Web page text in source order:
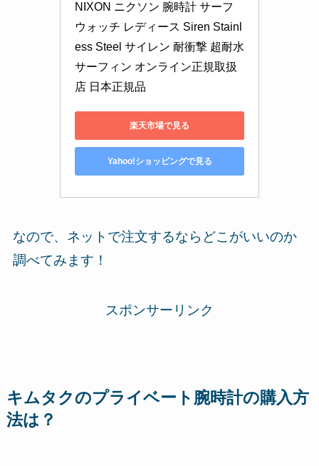
NIXON ニクソン 腕時計 サーフ
ウォッチ レディース Siren Stainl
ess Steel サイレン 耐衝撃 超耐水
サーフィン オンライン正規取扱
店 日本正規品
楽天市場で見る
Yahoo!ショッピングで見る
なので、ネットで注文するならどこがいいのか
調べてみます！
スポンサーリンク
キムタクのプライベート腕時計の購入方
法は？